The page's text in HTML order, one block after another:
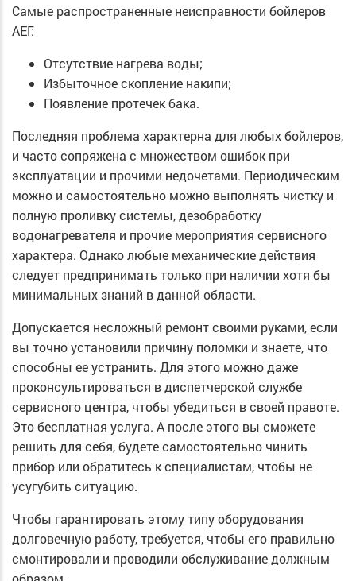
Самые распространенные неисправности бойлеров
АЕГ:
Отсутствие нагрева воды;
Избыточное скопление накипи;
Появление протечек бака.
Последняя проблема характерна для любых бойлеров,
и часто сопряжена с множеством ошибок при
эксплуатации и прочими недочетами. Периодическим
можно и самостоятельно можно выполнять чистку и
полную проливку системы, дезобработку
водонагревателя и прочие мероприятия сервисного
характера. Однако любые механические действия
следует предпринимать только при наличии хотя бы
минимальных знаний в данной области.
Допускается несложный ремонт своими руками, если
вы точно установили причину поломки и знаете, что
способны ее устранить. Для этого можно даже
проконсультироваться в диспетчерской службе
сервисного центра, чтобы убедиться в своей правоте.
Это бесплатная услуга. А после этого вы сможете
решить для себя, будете самостоятельно чинить
прибор или обратитесь к специалистам, чтобы не
усугубить ситуацию.
Чтобы гарантировать этому типу оборудования
долговечную работу, требуется, чтобы его правильно
смонтировали и проводили обслуживание должным